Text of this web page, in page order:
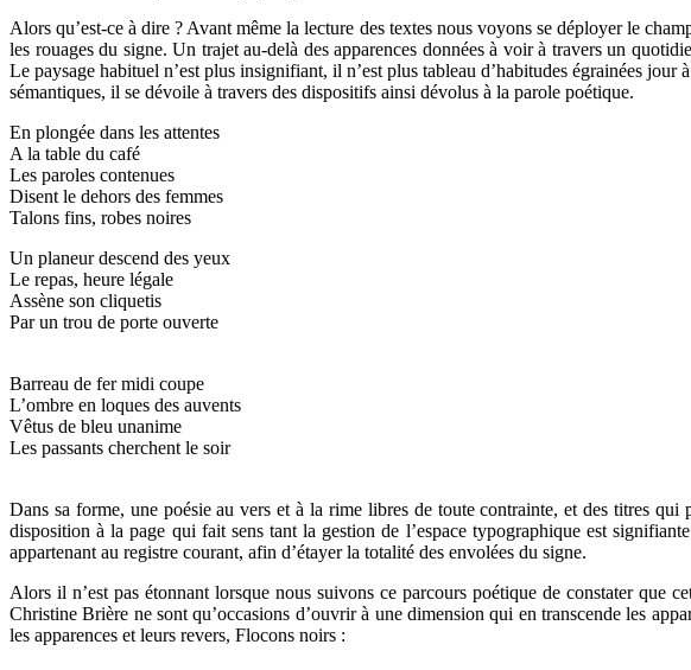
Alors qu’est-ce à dire ? Avant même la lecture des textes nous voyons se déployer le
les rouages du signe. Un trajet au-delà des apparences données à voir à travers un
Le paysage habituel n’est plus insignifiant, il n’est plus tableau d’habitudes égrainées
sémantiques, il se dévoile à travers des dispositifs ainsi dévolus à la parole poétique.
En plongée dans les attentes
A la table du café
Les paroles contenues
Disent le dehors des femmes
Talons fins, robes noires
Un planeur descend des yeux
Le repas, heure légale
Assène son cliquetis
Par un trou de porte ouverte
Barreau de fer midi coupe
L’ombre en loques des auvents
Vêtus de bleu unanime
Les passants cherchent le soir
Dans sa forme, une poésie au vers et à la rime libres de toute contrainte, et des titres
disposition à la page qui fait sens tant la gestion de l’espace typographique est
appartenant au registre courant, afin d’étayer la totalité des envolées du signe.
Alors il n’est pas étonnant lorsque nous suivons ce parcours poétique de constater que
Christine Brière ne sont qu’occasions d’ouvrir à une dimension qui en transcende les
les apparences et leurs revers, Flocons noirs :